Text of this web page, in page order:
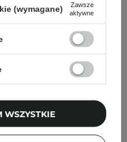
eksperckie porady,
(wymagane)
Zawsze
aktywne
WSZYSTKIE